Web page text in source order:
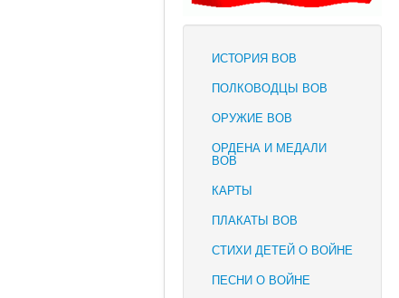
ИСТОРИЯ ВОВ
ПОЛКОВОДЦЫ ВОВ
ОРУЖИЕ ВОВ
ОРДЕНА И МЕДАЛИ
ВОВ
КАРТЫ
ПЛАКАТЫ ВОВ
СТИХИ ДЕТЕЙ О ВОЙНЕ
ПЕСНИ О ВОЙНЕ